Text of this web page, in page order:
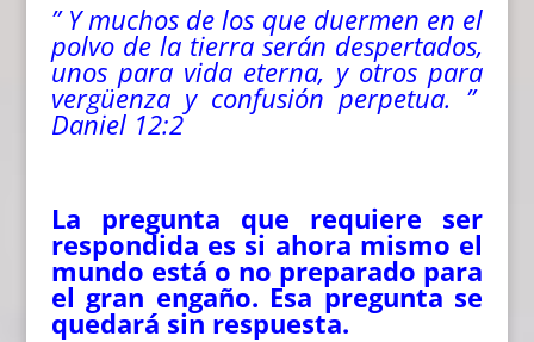
” Y muchos de los que duermen en el
polvo de la tierra serán despertados,
unos para vida eterna, y otros para
vergüenza y confusión perpetua. ”
Daniel 12:2
La pregunta que requiere ser
respondida es si ahora mismo el
mundo está o no preparado para
el gran engaño. Esa pregunta se
quedará sin respuesta.